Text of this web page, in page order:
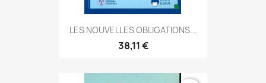
LES NOUVELLES OBLIGATIONS...
38,11 €